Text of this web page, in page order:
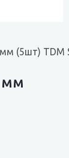
(5шт) TDM
мм